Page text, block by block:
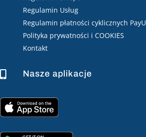
Regulamin Usług
Regulamin płatności cyklicznych PayU
Polityka prywatności i COOKIES
Kontakt
 Nasze aplikacje